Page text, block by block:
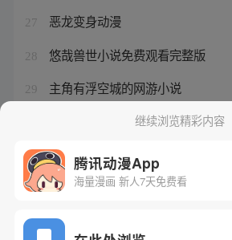
27 恶龙变身动漫
28 悠哉兽世小说免费观看完整版
29 主角有浮空城的网游小说
女子监狱第一季第二集继续浏览精彩内容
腾讯动漫App
海量漫画 新人7天免费看
网站备案/许可证号：粤B2-